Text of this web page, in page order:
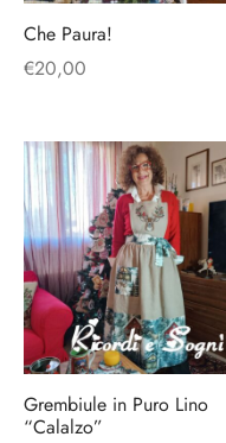
Che Paura!
€20,00
Grembiule in Puro Lino
“Calalzo”